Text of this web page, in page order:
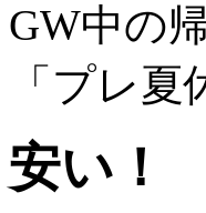
GW中の
「プレ
安い！